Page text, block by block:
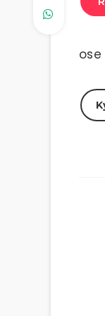
ose